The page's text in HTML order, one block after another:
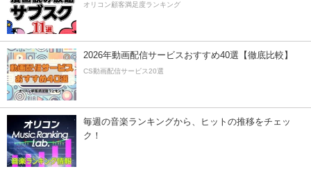
オリコン顧客満足度ランキング
2026年動画配信サービスおすすめ40選【徹底比較】
CS動画配信サービス20選
毎週の音楽ランキングから、ヒットの推移をチェッ
ク！